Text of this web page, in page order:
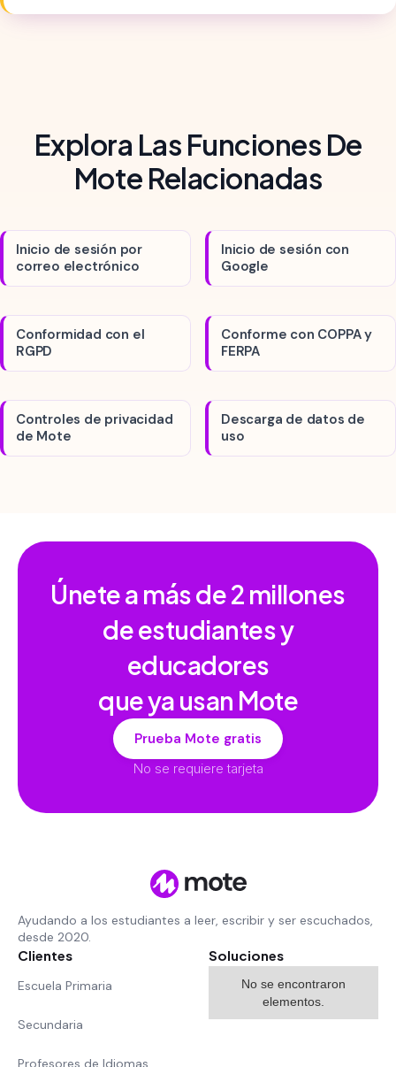
Explora Las Funciones De
Mote Relacionadas
Inicio de sesión por
correo electrónico
Inicio de sesión con
Google
Conformidad con el
RGPD
Conforme con COPPA y
FERPA
Controles de privacidad
de Mote
Descarga de datos de
uso
Únete a más de2 millones
de estudiantes y
educadores
que ya usan Mote
Prueba Mote gratis
No se requiere tarjeta
Ayudando a los estudiantes a leer, escribir y ser escuchados,
desde 2020.
Clientes
Escuela Primaria
Secundaria
Profesores de Idiomas
Soluciones
No se encontraron
elementos.